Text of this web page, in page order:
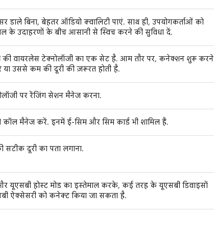
डाले बिना, बेहतर ऑडियो क्वालिटी पाएं. साथ ही, उपयोगकर्ताओं को
के उदाहरणों के बीच आसानी से स्विच करने की सुविधा दें.
की वायरलेस टेक्नोलॉजी का एक सेट है. आम तौर पर, कनेक्शन शुरू करने
या उससे कम की दूरी की ज़रूरत होती है.
पर रेंजिंग सेशन मैनेज करना.
कॉल मैनेज करें. इनमें ई-सिम और सिम कार्ड भी शामिल हैं.
सटीक दूरी का पता लगाना.
यूएसबी होस्ट मोड का इस्तेमाल करके, कई तरह के यूएसबी डिवाइसों
ऐक्सेसरी को कनेक्ट किया जा सकता है.